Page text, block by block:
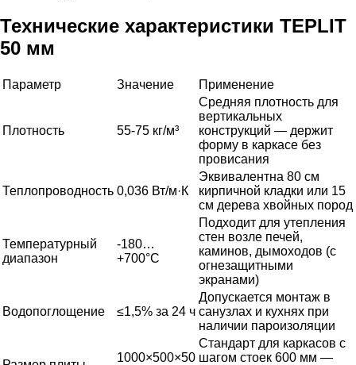
Технические характеристики TEPLIT
50 мм
Параметр Значение Применение
Плотность 55-75 кг/м³
Средняя плотность для
вертикальных
конструкций — держит
форму в каркасе без
провисания
Теплопроводность 0,036 Вт/м·К
Эквивалентна 80 см
кирпичной кладки или 15
см дерева хвойных пород
Температурный
диапазон
-180…
+700°C
Подходит для утепления
стен возле печей,
каминов, дымоходов (с
огнезащитными
экранами)
Водопоглощение ≤1,5% за 24 ч
Допускается монтаж в
санузлах и кухнях при
наличии пароизоляции
1000×500×50
Стандарт для каркасов с
шагом стоек 600 мм —